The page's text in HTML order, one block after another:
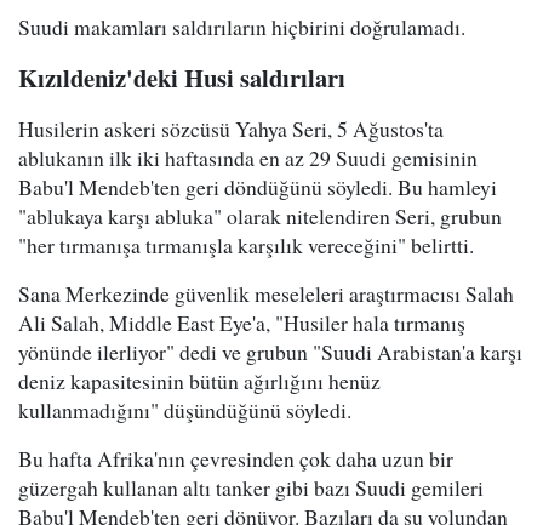
Suudi makamları saldırıların hiçbirini doğrulamadı.
Kızıldeniz'deki Husi saldırıları
Husilerin askeri sözcüsü Yahya Seri, 5 Ağustos'ta
ablukanın ilk iki haftasında en az 29 Suudi gemisinin
Babu'l Mendeb'ten geri döndüğünü söyledi. Bu hamleyi
"ablukaya karşı abluka" olarak nitelendiren Seri, grubun
"her tırmanışa tırmanışla karşılık vereceğini" belirtti.
Sana Merkezinde güvenlik meseleleri araştırmacısı Salah
Ali Salah, Middle East Eye'a, "Husiler hala tırmanış
yönünde ilerliyor" dedi ve grubun "Suudi Arabistan'a karşı
deniz kapasitesinin bütün ağırlığını henüz
kullanmadığını" düşündüğünü söyledi.
Bu hafta Afrika'nın çevresinden çok daha uzun bir
güzergah kullanan altı tanker gibi bazı Suudi gemileri
Babu'l Mendeb'ten geri dönüyor. Bazıları da su yolundan